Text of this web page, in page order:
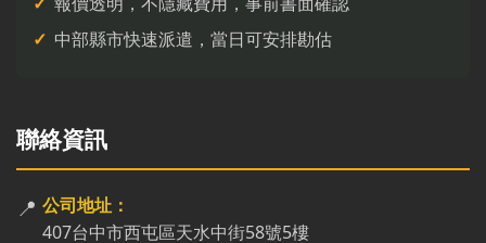
中部縣市快速派遣，當日可安排勘估
聯絡資訊
📍 公司地址：
407台中市西屯區天水中街58號5樓